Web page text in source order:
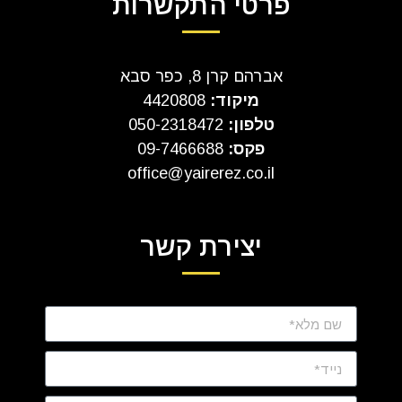
אברהם קרן 8, כפר סבא
מיקוד:
טלפון:
פקס: 09-7466688
office@yairerez.co.il
יצירת קשר